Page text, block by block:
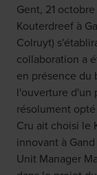
Gent, 21
Kouterdreef à
Colruyt)
collaboration a
en présence du
l'ouverture d'un
résolument
Cru ait choisi le
innovant à
Unit Manager